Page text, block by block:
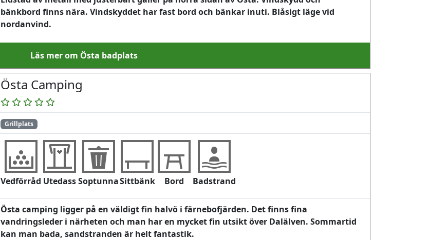
bänkbord finns nära. Vindskyddet har fast bord och bänkar inuti. Blåsigt läge vid
nordanvind.
Läs mer om Östa badplats
Östa Camping
Grillplats
Vedförråd UtedassSoptunnaSittbänk Bord Badstrand
Östa camping ligger på en väldigt fin halvö i färnebofjärden. Det finns fina
vandringsleder i närheten och man har en mycket fin utsikt över Dalälven. Sommartid
kan man bada, sandstranden är helt fantastik.